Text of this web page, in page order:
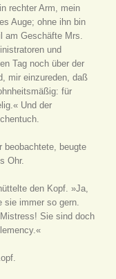
rechter Arm, mein
Auge; ohne ihn bin
am Geschäfte Mrs.
und
Tag noch über der
mir einzureden, daß
für
Und der
beobachtete, beugte
Ohr.
den Kopf. »Ja,
immer so gern.
Sie sind doch